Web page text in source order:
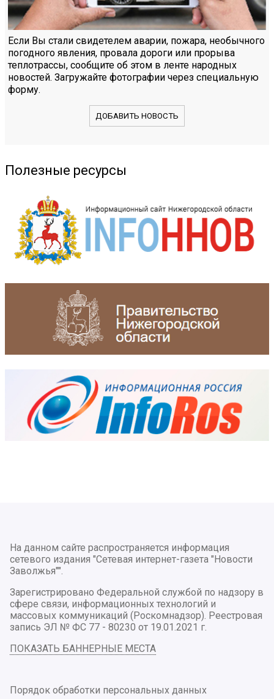
Если Вы стали свидетелем аварии, пожара, необычного
погодного явления, провала дороги или прорыва
теплотрассы, сообщите об этом в ленте народных
новостей. Загружайте фотографии через специальную
форму.
ДОБАВИТЬ НОВОСТЬ
Полезные ресурсы
На данном сайте распространяется информация
сетевого издания "Сетевая интернет-газета "Новости
Заволжья"".
Зарегистрировано Федеральной службой по надзору в
сфере связи, информационных технологий и
массовых коммуникаций (Роскомнадзор). Реестровая
запись ЭЛ № ФС 77 - 80230 от 19.01.2021 г.
ПОКАЗАТЬ БАННЕРНЫЕ МЕСТА
Порядок обработки персональных данных